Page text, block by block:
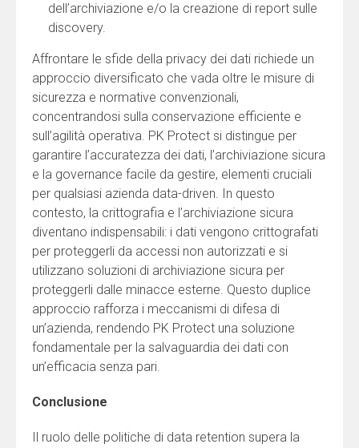
dell’archiviazione e/o la creazione di report sulle
discovery.
Affrontare le sfide della privacy dei dati richiede un
approccio diversificato che vada oltre le misure di
sicurezza e normative convenzionali,
concentrandosi sulla conservazione efficiente e
sull’agilità operativa. PK Protect si distingue per
garantire l’accuratezza dei dati, l’archiviazione sicura
e la governance facile da gestire, elementi cruciali
per qualsiasi azienda data-driven. In questo
contesto, la crittografia e l’archiviazione sicura
diventano indispensabili: i dati vengono crittografati
per proteggerli da accessi non autorizzati e si
utilizzano soluzioni di archiviazione sicura per
proteggerli dalle minacce esterne. Questo duplice
approccio rafforza i meccanismi di difesa di
un’azienda, rendendo PK Protect una soluzione
fondamentale per la salvaguardia dei dati con
un’efficacia senza pari.
Conclusione
Il ruolo delle politiche di data retention supera la